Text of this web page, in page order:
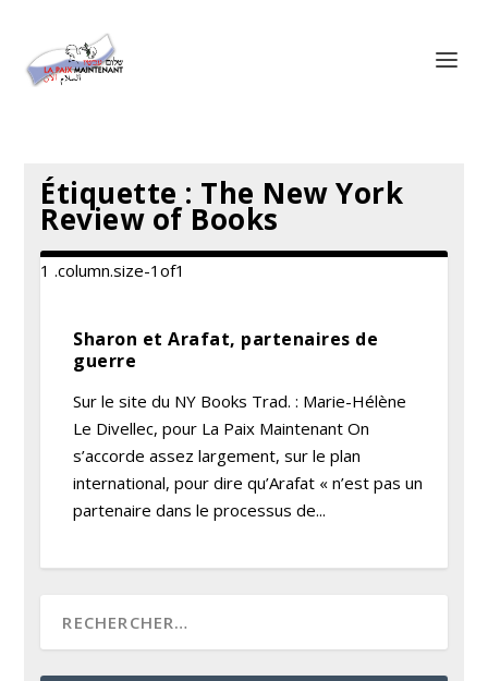
Étiquette : The New York
Review of Books
Sharon et Arafat, partenaires de
guerre
Sur le site du NY Books Trad. : Marie-Hélène
Le Divellec, pour La Paix Maintenant On
s’accorde assez largement, sur le plan
international, pour dire qu’Arafat « n’est pas un
partenaire dans le processus de...